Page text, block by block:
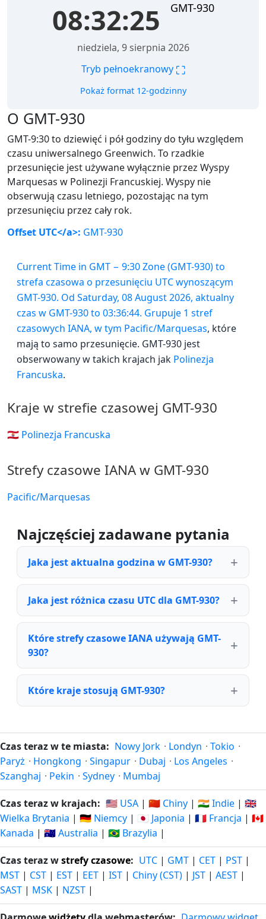
08:32:26 GMT-930
niedziela, 9 sierpnia 2026
Tryb pełnoekranowy ⛶
Pokaż format 12-godzinny
O GMT-930
GMT-9:30 to dziewięć i pół godziny do tyłu względem
czasu uniwersalnego Greenwich. To rzadkie
przesunięcie jest używane wyłącznie przez Wyspy
Marquesas w Polinezji Francuskiej. Wyspy nie
obserwują czasu letniego, pozostając na tym
przesunięciu przez cały rok.
Offset UTC</a>: GMT-930
Current Time in GMT − 9:30 Zone (GMT-930) to
strefa czasowa o przesunięciu UTC wynoszącym
GMT-930. Od Saturday, 08 August 2026, aktualny
czas w GMT-930 to 03:36:44. Grupuje 1 stref
czasowych IANA, w tym Pacific/Marquesas, które
mają to samo przesunięcie. GMT-930 jest
obserwowany w takich krajach jak Polinezja
Francuska.
Kraje w strefie czasowej GMT-930
🇵🇫 Polinezja Francuska
Strefy czasowe IANA w GMT-930
Pacific/Marquesas
Najczęściej zadawane pytania
Jaka jest aktualna godzina w GMT-930?
Jaka jest różnica czasu UTC dla GMT-930?
Które strefy czasowe IANA używają GMT-
930?
Które kraje stosują GMT-930?
Czas teraz w te miasta: Nowy Jork · Londyn · Tokio ·
Paryż · Hongkong · Singapur · Dubaj · Los Angeles ·
Szanghaj · Pekin · Sydney · Mumbaj
Czas teraz w krajach: 🇺🇸 USA | 🇨🇳 Chiny | 🇮🇳 Indie | 🇬🇧
Wielka Brytania | 🇩🇪 Niemcy | 🇯🇵 Japonia | 🇫🇷 Francja | 🇨🇦
Kanada | 🇦🇺 Australia | 🇧🇷 Brazylia |
Czas teraz wstrefy czasowe: UTC | GMT | CET | PST |
MST | CST | EST | EET | IST | Chiny (CST) | JST | AEST |
SAST | MSK | NZST |